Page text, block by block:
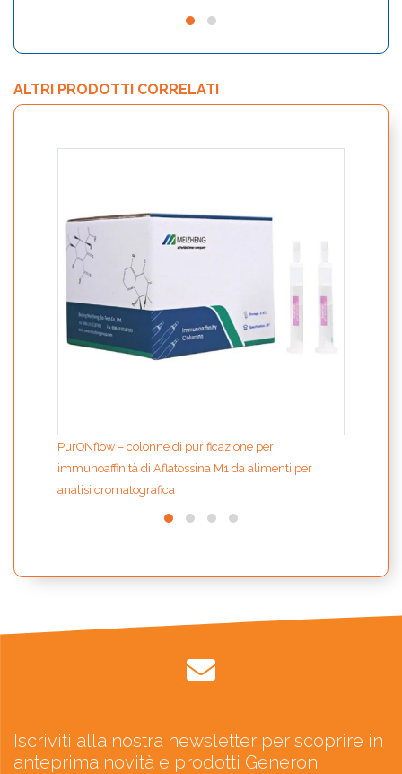
ALTRI PRODOTTI CORRELATI
PurONflow – colonne di purificazione per
immunoaffinità di Aflatossina M1 da alimenti per
analisi cromatografica
Iscriviti alla nostra newsletter per scoprire in
anteprima novità e prodotti Generon.